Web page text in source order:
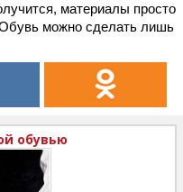
материалы просто
можно сделать лишь
обувью